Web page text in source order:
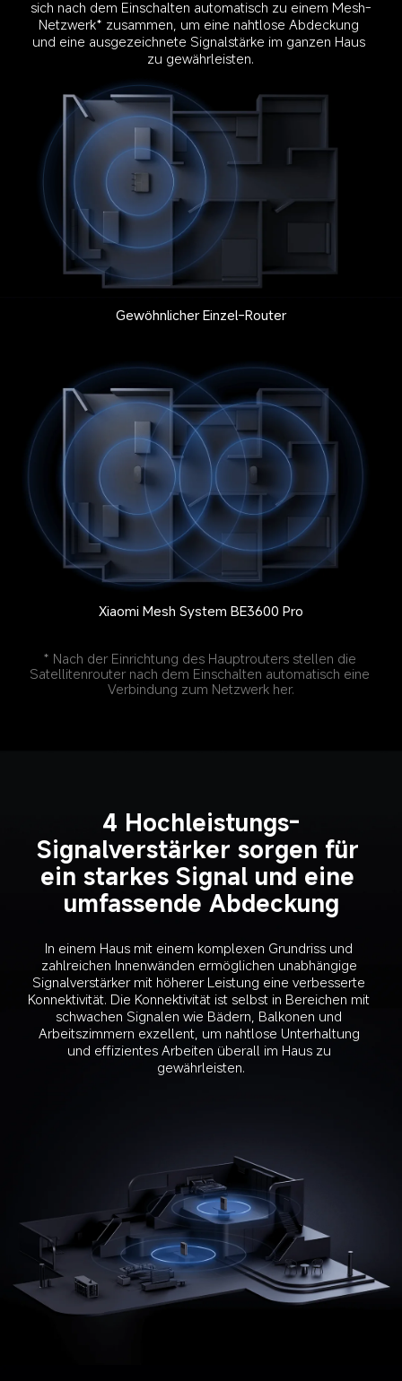
sich nach dem Einschalten automatisch zu einem Mesh-
Netzwerk* zusammen, um eine nahtlose Abdeckung
und eine ausgezeichnete Signalstärke im ganzen Haus
zu gewährleisten.
Gewöhnlicher Einzel-Router
Xiaomi Mesh System BE3600 Pro
* Nach der Einrichtung des Hauptrouters stellen die
Satellitenrouter nach dem Einschalten automatisch eine
Verbindung zum Netzwerk her.
4 Hochleistungs-
Signalverstärker sorgen für
ein starkes Signal und eine
umfassende Abdeckung
In einem Haus mit einem komplexen Grundriss und
zahlreichen Innenwänden ermöglichen unabhängige
Signalverstärker mit höherer Leistung eine verbesserte
Konnektivität. Die Konnektivität ist selbst in Bereichen mit
schwachen Signalen wie Bädern, Balkonen und
Arbeitszimmern exzellent, um nahtlose Unterhaltung
und effizientes Arbeiten überall im Haus zu
gewährleisten.